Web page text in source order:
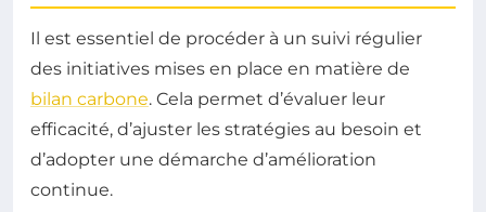
Il est essentiel de procéder à un suivi régulier
des initiatives mises en place en matière de
bilan carbone. Cela permet d’évaluer leur
efficacité, d’ajuster les stratégies au besoin et
d’adopter une démarche d’amélioration
continue.